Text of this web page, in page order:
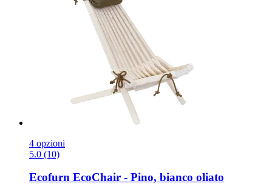
4 opzioni
5.0 (10)
Ecofurn EcoChair -​ Pino, bianco oliato